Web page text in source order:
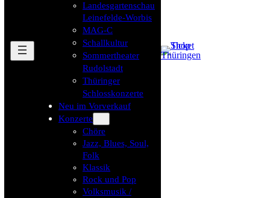
Landesgartenschau
Leinefelde-Worbis
MAG-C
Schallkultur
Sommertheater
Rudolstadt
Thüringer
Schlosskonzerte
Neu im Vorverkauf
Konzerte
Chöre
Jazz, Blues, Soul,
Folk
Klassik
Rock und Pop
Volksmusik /